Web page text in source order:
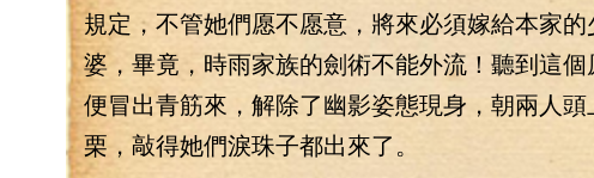
規定，不管她們愿不愿意，將來必須嫁給本家
婆，畢竟，時雨家族的劍術不能外流！聽到這
便冒出青筋來，解除了幽影姿態現身，朝兩人
栗，敲得她們淚珠子都出來了。